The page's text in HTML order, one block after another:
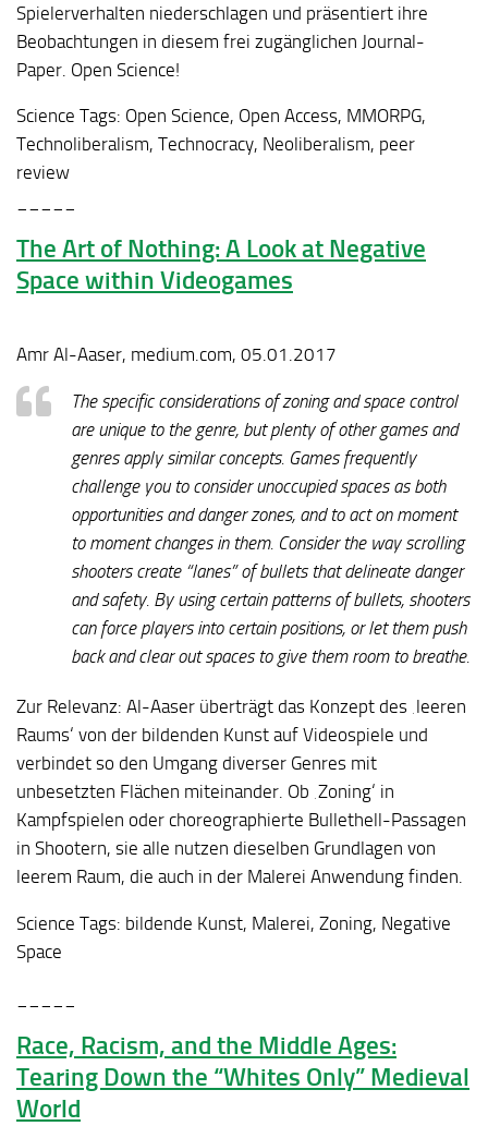
Spielerverhalten niederschlagen und präsentiert ihre
Beobachtungen in diesem frei zugänglichen Journal-
Paper. Open Science!
Science Tags: Open Science, Open Access, MMORPG,
Technoliberalism, Technocracy, Neoliberalism, peer
review
The Art of Nothing: A Look at Negative
Space within Videogames
Amr Al-Aaser, medium.com, 05.01.2017
The specific considerations of zoning and space control
are unique to the genre, but plenty of other games and
genres apply similar concepts. Games frequently
challenge you to consider unoccupied spaces as both
opportunities and danger zones, and to act on moment
to moment changes in them. Consider the way scrolling
shooters create “lanes” of bullets that delineate danger
and safety. By using certain patterns of bullets, shooters
can force players into certain positions, or let them push
back and clear out spaces to give them room to breathe.
Zur Relevanz: Al-Aaser überträgt das Konzept des ‚leeren
Raums‘ von der bildenden Kunst auf Videospiele und
verbindet so den Umgang diverser Genres mit
unbesetzten Flächen miteinander. Ob ‚Zoning‘ in
Kampfspielen oder choreographierte Bullethell-Passagen
in Shootern, sie alle nutzen dieselben Grundlagen von
leerem Raum, die auch in der Malerei Anwendung finden.
Science Tags: bildende Kunst, Malerei, Zoning, Negative
Space
Race, Racism, and the Middle Ages:
Tearing Down the “Whites Only” Medieval
World